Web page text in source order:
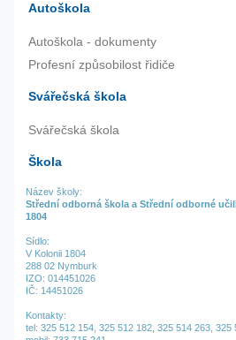
Autoškola
Autoškola - dokumenty
Profesní způsobilost řidiče
Svářečská škola
Svářečská škola
Škola
Název školy:
Střední odborná škola a Střední odborné
1804
Sídlo:
V Kolonii 1804
288 02 Nymburk
IZO: 014451026
IČ: 14451026
Kontakty:
tel: 325 512 154, 325 512 182, 325 514 263, 325